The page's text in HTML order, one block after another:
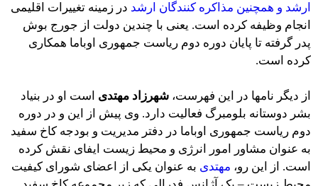
ارشد و همچنین مذاکره کنندگان ارشد در زمینه تغییرات اقلیمی
انجام وظیفه کرده است. یعنی با چندین دولت از جورج بوش
پدر گرفته تا پایان دوره دوم ریاست جمهوری اوباما همکاری
کرده است.
از دیگر نامها در این فهرست، شهرزاد مهتدی است او در بنیاد
بشر دوستانه بلومبرگ فعالیت دارد. وی پیش از این و در دوره
دوم ریاست جمهوری اوباما در دفتر مدیریت و بودجه کاخ سفید
به عنوان مشاور امور انرژی و محیط زیست ایفای نقش کرده
است. از این رو، مهتدی به عنوان یکی از اعضای شورای کیفیت